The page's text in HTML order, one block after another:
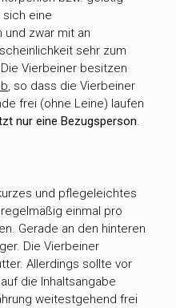
eine
zwar mit an
sehr zum
Vierbeiner besitzen
, so dass die Vierbeiner
frei (ohne Leine) laufen
nur eine Bezugsperson.
und pflegeleichtes
einmal pro
Gerade an den hinteren
Die Vierbeiner
Allerdings sollte vor
die Inhaltsangabe
weitestgehend frei